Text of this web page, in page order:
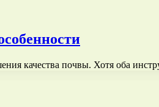
качества почвы. Хотя оба